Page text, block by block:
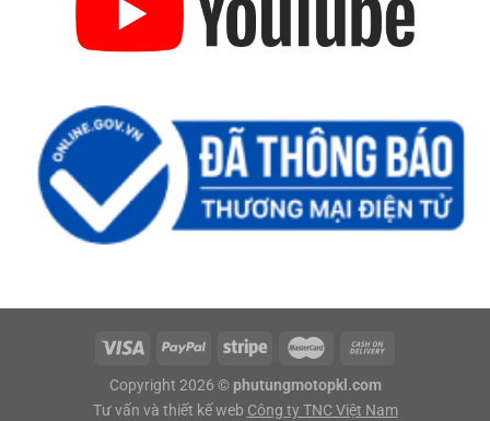
Copyright 2026 © phutungmotopkl.com
Tư vấn và thiết kế web Công ty TNC Việt Nam